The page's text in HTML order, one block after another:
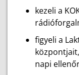
kezeli a
figyeli a
napi